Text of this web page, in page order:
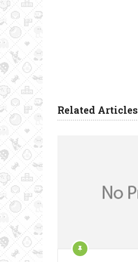
Related Articles